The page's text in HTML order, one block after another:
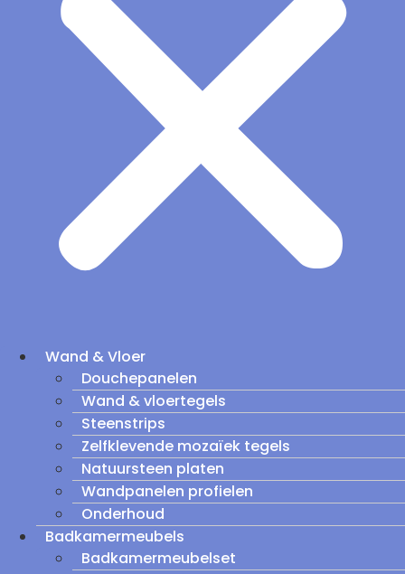
Wand & Vloer
Douchepanelen
Wand & vloertegels
Steenstrips
Zelfklevende mozaïek tegels
Natuursteen platen
Wandpanelen profielen
Onderhoud
Badkamermeubels
Badkamermeubelset